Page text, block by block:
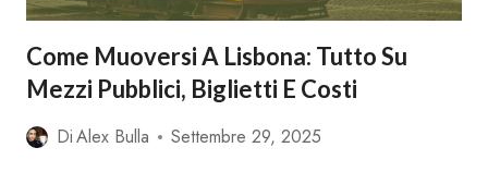
Come Muoversi A Lisbona: Tutto Su
Mezzi Pubblici, Biglietti E Costi
DiAlex Bulla Settembre 29, 2025